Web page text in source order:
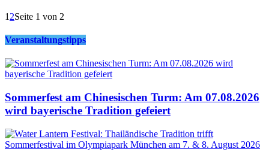
1 2Seite 1 von 2
Veranstaltungstipps
Sommerfest am Chinesischen Turm: Am 07.08.2026
wird bayerische Tradition gefeiert